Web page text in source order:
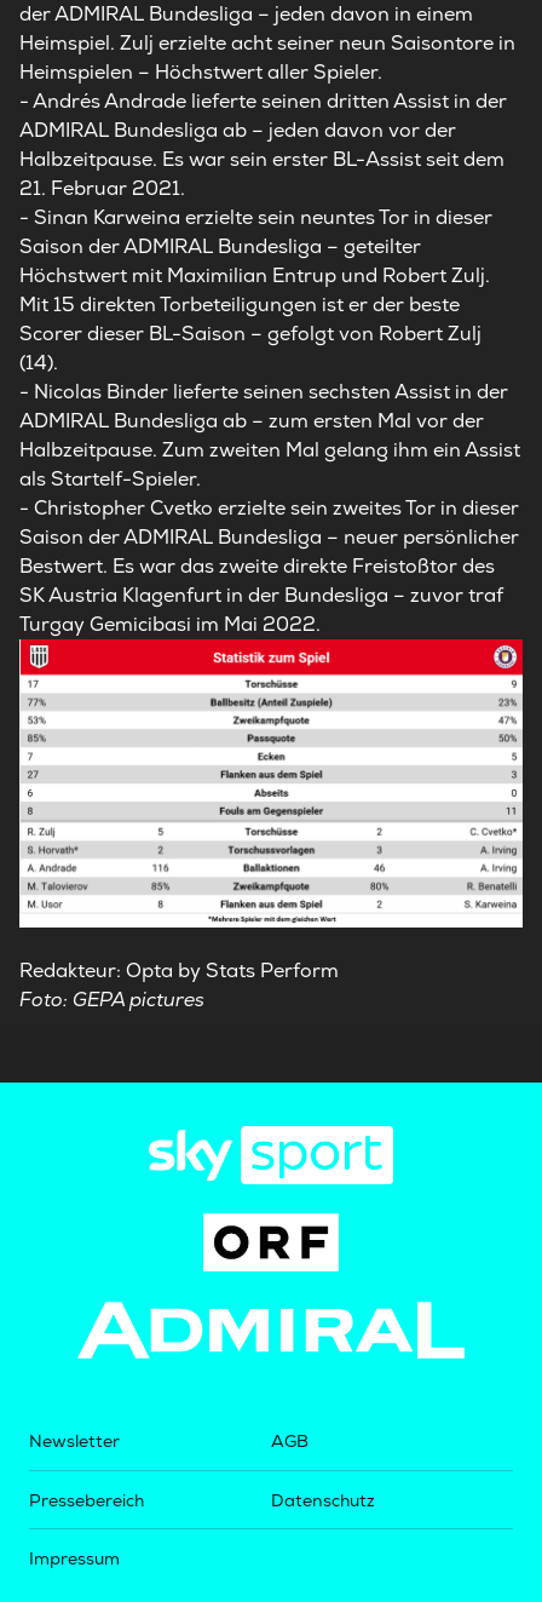
der ADMIRAL Bundesliga – jeden davon in einem
Heimspiel. Zulj erzielte acht seiner neun Saisontore in
Heimspielen – Höchstwert aller Spieler.
- Andrés Andrade lieferte seinen dritten Assist in der
ADMIRAL Bundesliga ab – jeden davon vor der
Halbzeitpause. Es war sein erster BL-Assist seit dem
21. Februar 2021.
- Sinan Karweina erzielte sein neuntes Tor in dieser
Saison der ADMIRAL Bundesliga – geteilter
Höchstwert mit Maximilian Entrup und Robert Zulj.
Mit 15 direkten Torbeteiligungen ist er der beste
Scorer dieser BL-Saison – gefolgt von Robert Zulj
(14).
- Nicolas Binder lieferte seinen sechsten Assist in der
ADMIRAL Bundesliga ab – zum ersten Mal vor der
Halbzeitpause. Zum zweiten Mal gelang ihm ein Assist
als Startelf-Spieler.
- Christopher Cvetko erzielte sein zweites Tor in dieser
Saison der ADMIRAL Bundesliga – neuer persönlicher
Bestwert. Es war das zweite direkte Freistoßtor des
SK Austria Klagenfurt in der Bundesliga – zuvor traf
Turgay Gemicibasi im Mai 2022.
Redakteur: Opta by Stats Perform
Foto: GEPA pictures
Newsletter
Pressebereich
Impressum
AGB
Datenschutz